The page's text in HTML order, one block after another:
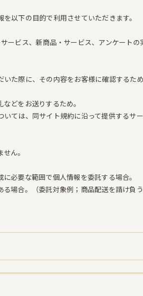
以下の目的で利用させていただきます。
ービス、新商品・サービス、アンケートの
た際に、その内容をお客様に確認するため
どをお送りするため。
ては、同サイト規約に沿って提供するサ
ん。
必要な範囲で個人情報を委託する場合。
る場合。（委託対象例；商品配送を請け負